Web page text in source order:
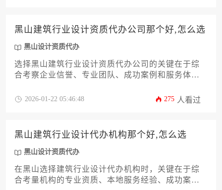
务。
黑山建筑行业设计资质代办公司那个好,怎么选
黑山设计资质代办
选择黑山建筑行业设计资质代办公司的关键在于综
合考察企业信誉、专业团队、成功案例和服务体
期付款等方式规避风险，最终选定符合自身需求且
2026-01-22 05:46:48 275 人看过
黑山建筑行业设计代办机构那个好,怎么选
黑山设计资质代办
在黑山选择建筑行业设计代办机构时，关键在于综
合考量机构的专业资质、本地服务经验、成功案例